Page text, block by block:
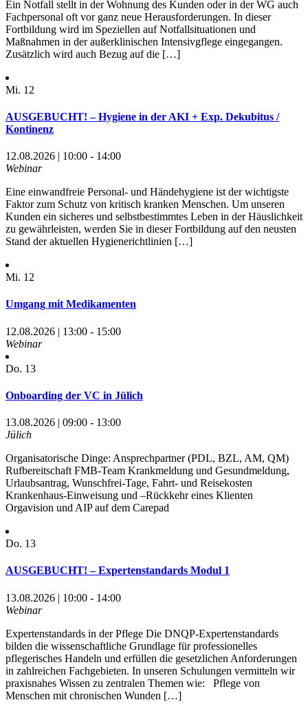
Ein Notfall stellt in der Wohnung des Kunden oder in der WG auch
Fachpersonal oft vor ganz neue Herausforderungen. In dieser
Fortbildung wird im Speziellen auf Notfallsituationen und
Maßnahmen in der außerklinischen Intensivgflege eingegangen.
Zusätzlich wird auch Bezug auf die […]
Mi. 12
AUSGEBUCHT! – Hygiene in der AKI + Exp. Dekubitus /
Kontinenz
12.08.2026 | 10:00 - 14:00
Webinar
Eine einwandfreie Personal- und Händehygiene ist der wichtigste
Faktor zum Schutz von kritisch kranken Menschen. Um unseren
Kunden ein sicheres und selbstbestimmtes Leben in der Häuslichkeit
zu gewährleisten, werden Sie in dieser Fortbildung auf den neusten
Stand der aktuellen Hygienerichtlinien […]
Mi. 12
Umgang mit Medikamenten
12.08.2026 | 13:00 - 15:00
Webinar
Do. 13
Onboarding der VC in Jülich
13.08.2026 | 09:00 - 13:00
Jülich
Organisatorische Dinge: Ansprechpartner (PDL, BZL, AM, QM)
Rufbereitschaft FMB-Team Krankmeldung und Gesundmeldung,
Urlaubsantrag, Wunschfrei-Tage, Fahrt- und Reisekosten
Krankenhaus-Einweisung und –Rückkehr eines Klienten
Orgavision und AIP auf dem Carepad
Do. 13
AUSGEBUCHT! – Expertenstandards Modul 1
13.08.2026 | 10:00 - 14:00
Webinar
Expertenstandards in der Pflege Die DNQP-Expertenstandards
bilden die wissenschaftliche Grundlage für professionelles
pflegerisches Handeln und erfüllen die gesetzlichen Anforderungen
in zahlreichen Fachgebieten. In unseren Schulungen vermitteln wir
praxisnahes Wissen zu zentralen Themen wie: Pflege von
Menschen mit chronischen Wunden […]